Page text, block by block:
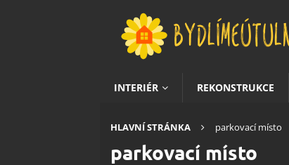
INTERIÉR REKONSTRUKCE
HLAVNÍ STRÁNKA parkovací místo
parkovací místo